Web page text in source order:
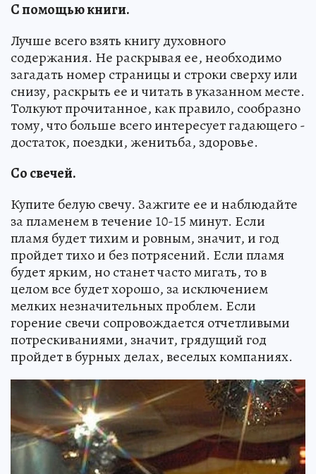
С помощью книги.
Лучше всего взять книгу духовного
содержания. Не раскрывая ее, необходимо
загадать номер страницы и строки сверху или
снизу, раскрыть ее и читать в указанном месте.
Толкуют прочитанное, как правило, сообразно
тому, что больше всего интересует гадающего -
достаток, поездки, женитьба, здоровье.
Со свечей.
Купите белую свечу. Зажгите ее и наблюдайте
за пламенем в течение 10-15 минут. Если
пламя будет тихим и ровным, значит, и год
пройдет тихо и без потрясений. Если пламя
будет ярким, но станет часто мигать, то в
целом все будет хорошо, за исключением
мелких незначительных проблем. Если
горение свечи сопровождается отчетливыми
потрескиваниями, значит, грядущий год
пройдет в бурных делах, веселых компаниях.